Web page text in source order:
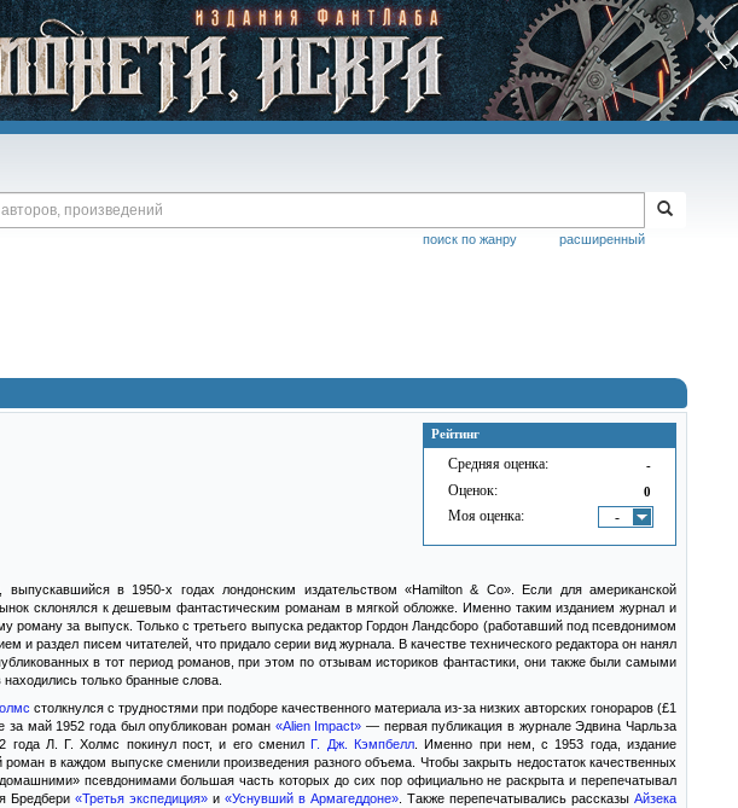
расширенный
поиск по жанру
Рейтинг
Средняя оценка: -
Оценок: 0
Моя оценка: -
выпускавшийся в 1950-х годах лондонским издательством «Hamilton & Co». Если для американской
склонялся к дешевым фантастическим романам в мягкой обложке. Именно таким изданием журнал и
за выпуск. Только с третьего выпуска редактор Гордон Ландсборо (работавший под псевдонимом
и раздел писем читателей, что придало серии вид журнала. В качестве технического редактора он нанял
в тот период романов, при этом по отзывам историков фантастики, они также были самыми
только бранные слова.
столкнулся с трудностями при подборе качественного материала из-за низких авторских гонораров (£1
май 1952 года был опубликован роман «Alien Impact» — первая публикация в журнале Эдвина Чарльза
года Л. Г. Холмс покинул пост, и его сменил Г. Дж. Кэмпбелл. Именно при нем, с 1953 года, издание
в каждом выпуске сменили произведения разного объема. Чтобы закрыть недостаток качественных
псевдонимами большая часть которых до сих пор официально не раскрыта и перепечатывал
Бредбери «Третья экспедиция» и «Уснувший в Армагеддоне» . Также перепечатывались рассказы Айзека